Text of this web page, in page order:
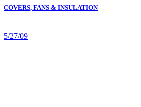
COVERS, FANS & INSULATION
5/27/09